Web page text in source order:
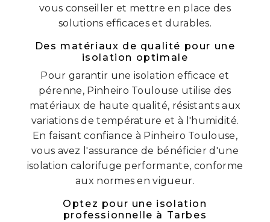
vous conseiller et mettre en place des
solutions efficaces et durables.
Des matériaux de qualité pour une
isolation optimale
Pour garantir une isolation efficace et
pérenne, Pinheiro Toulouse utilise des
matériaux de haute qualité, résistants aux
variations de température et à l'humidité.
En faisant confiance à Pinheiro Toulouse,
vous avez l'assurance de bénéficier d'une
isolation calorifuge performante, conforme
aux normes en vigueur.
Optez pour une isolation
professionnelle à Tarbes